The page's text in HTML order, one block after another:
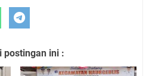
postingan ini :